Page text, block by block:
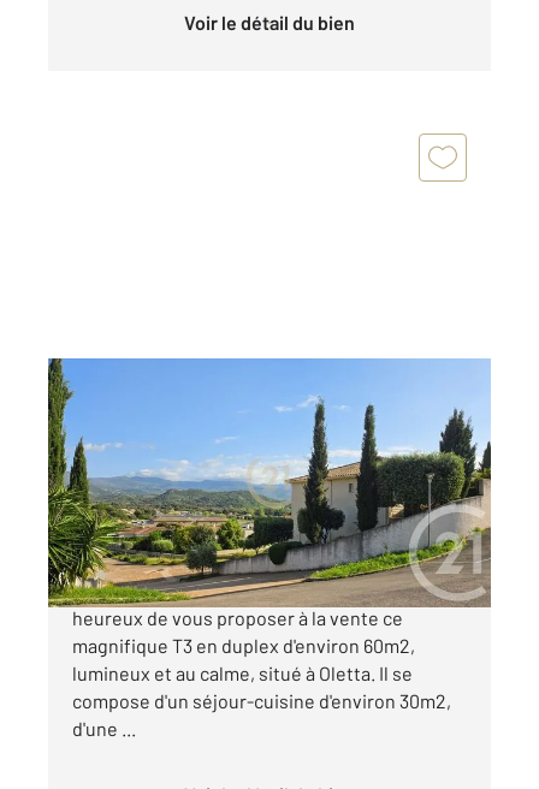
Voir le détail du bien
OLETTA 202
Ref : 740
Appartement à vendre
262 700 €
Century21 Dary Immobilier à saint Florent est
heureux de vous proposer à la vente ce
magnifique T3 en duplex d'environ 60m2,
lumineux et au calme, situé à Oletta. Il se
compose d'un séjour-cuisine d'environ 30m2,
d'une ...